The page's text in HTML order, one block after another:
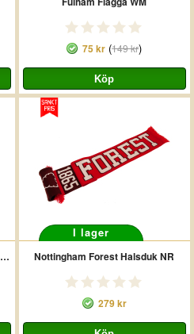
75 kr (149 kr)
Wolverhampton Wanderers Mugg HT
I lager
Nottingham Forest Halsduk NR
279 kr